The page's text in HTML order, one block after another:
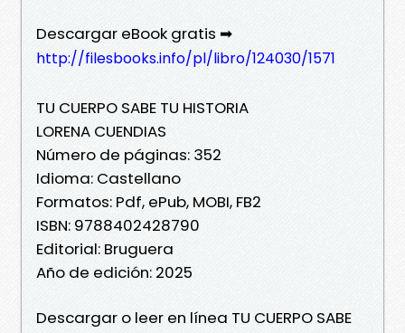
Descargar eBook gratis ➡
http://filesbooks.info/pl/libro/124030/1571
TU CUERPO SABE TU HISTORIA
LORENA CUENDIAS
Número de páginas: 352
Idioma: Castellano
Formatos: Pdf, ePub, MOBI, FB2
ISBN: 9788402428790
Editorial: Bruguera
Año de edición: 2025
Descargar o leer en línea TU CUERPO SABE